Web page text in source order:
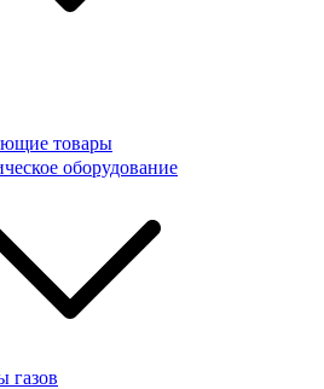
товары
оборудование
газов